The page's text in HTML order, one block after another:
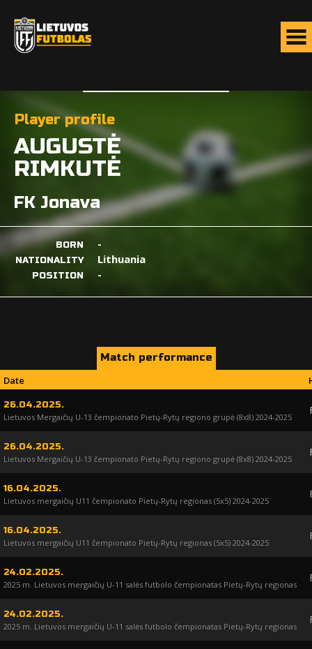
Player profile
AUGUSTĖ
RIMKUTĖ
FK Jonava
BORN -
NATIONALITY Lithuania
POSITION -
Match performance
Date
26.04.2025.
Lietuvos Mergaičių U-13 čempionato Pietų-Rytų regiono grupė (8x8) 2024-2025
26.04.2025.
Lietuvos Mergaičių U-13 čempionato Pietų-Rytų regiono grupė (8x8) 2024-2025
16.04.2025.
Lietuvos mergaičių U11 čempionato Pietų-Rytų regionas (5x5) 2024-2025
16.04.2025.
Lietuvos mergaičių U11 čempionato Pietų-Rytų regionas (5x5) 2024-2025
24.02.2025.
2025 m. Lietuvos mergaičių U-11 salės futbolo čempionatas Pietų-Rytų regionas
24.02.2025.
2025 m. Lietuvos mergaičių U-11 salės futbolo čempionatas Pietų-Rytų regionas